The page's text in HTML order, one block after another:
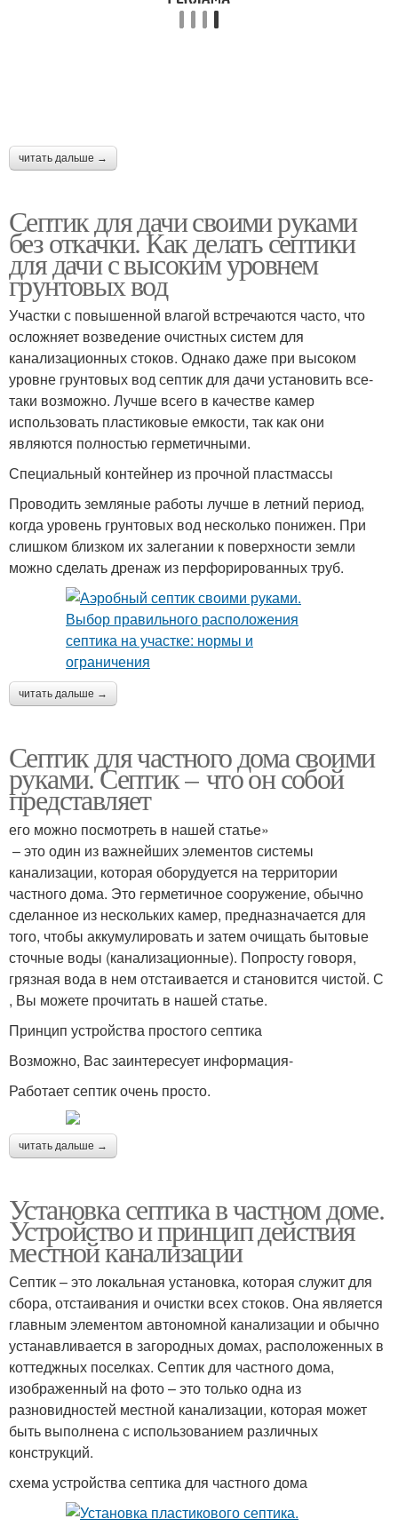
читать дальше →
Септик для дачи своими руками
без откачки. Как делать септики
для дачи с высоким уровнем
грунтовых вод
Участки с повышенной влагой встречаются часто, что
осложняет возведение очистных систем для
канализационных стоков. Однако даже при высоком
уровне грунтовых вод септик для дачи установить все-
таки возможно. Лучше всего в качестве камер
использовать пластиковые емкости, так как они
являются полностью герметичными.
Специальный контейнер из прочной пластмассы
Проводить земляные работы лучше в летний период,
когда уровень грунтовых вод несколько понижен. При
слишком близком их залегании к поверхности земли
можно сделать дренаж из перфорированных труб.
читать дальше →
Септик для частного дома своими
руками. Септик – что он собой
представляет
его можно посмотреть в нашей статье»
– это один из важнейших элементов системы
канализации, которая оборудуется на территории
частного дома. Это герметичное сооружение, обычно
сделанное из нескольких камер, предназначается для
того, чтобы аккумулировать и затем очищать бытовые
сточные воды (канализационные). Попросту говоря,
грязная вода в нем отстаивается и становится чистой. С
, Вы можете прочитать в нашей статье.
Принцип устройства простого септика
Возможно, Вас заинтересует информация-
Работает септик очень просто.
читать дальше →
Установка септика в частном доме.
Устройство и принцип действия
местной канализации
Септик – это локальная установка, которая служит для
сбора, отстаивания и очистки всех стоков. Она является
главным элементом автономной канализации и обычно
устанавливается в загородных домах, расположенных в
коттеджных поселках. Септик для частного дома,
изображенный на фото – это только одна из
разновидностей местной канализации, которая может
быть выполнена с использованием различных
конструкций.
схема устройства септика для частного дома